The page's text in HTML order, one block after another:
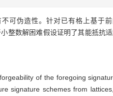
可伪造性。针对已有格上基于
整数解困难假设证明了其能抵抗
of the foregoing
signature schemes from